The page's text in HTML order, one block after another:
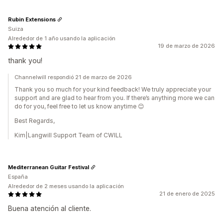
19 de marzo de 2026
thank you!
Rubin Extensions
Suiza
Alrededor de 1 año usando la aplicación
Channelwill respondió 21 de marzo de 2026
Thank you so much for your kind feedback! We truly appreciate your
support and are glad to hear from you. If there’s anything more we can
do for you, feel free to let us know anytime 😊
Best Regards,
Kim|Langwill Support Team of CWILL
21 de enero de 2025
Buena atención al cliente.
Mediterranean Guitar Festival
España
Alrededor de 2 meses usando la aplicación